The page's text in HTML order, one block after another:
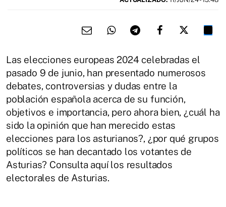
Las elecciones europeas 2024 celebradas el
pasado 9 de junio, han presentado numerosos
debates, controversias y dudas entre la
población española acerca de su función,
objetivos e importancia, pero ahora bien, ¿cuál ha
sido la opinión que han merecido estas
elecciones para los asturianos?, ¿por qué grupos
políticos se han decantado los votantes de
Asturias? Consulta aquí los resultados
electorales de Asturias.